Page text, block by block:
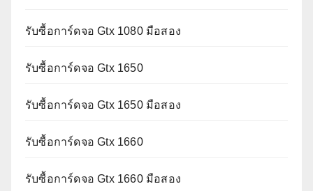
รับซื้อการ์ดจอ Gtx 1080 มือสอง
รับซื้อการ์ดจอ Gtx 1650
รับซื้อการ์ดจอ Gtx 1650 มือสอง
รับซื้อการ์ดจอ Gtx 1660
รับซื้อการ์ดจอ Gtx 1660 มือสอง